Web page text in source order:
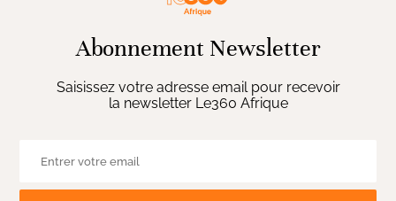
Abonnement Newsletter
Saisissez votre adresse email pour recevoir
la newsletter Le360 Afrique